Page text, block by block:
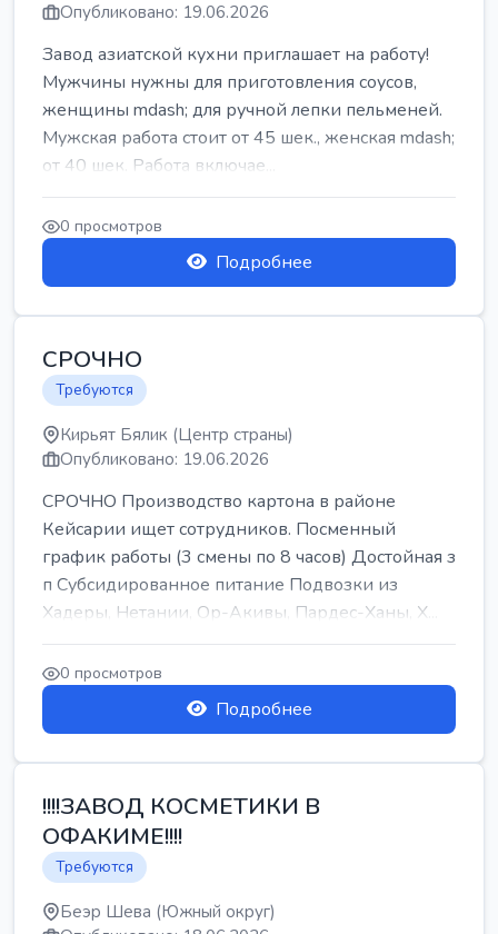
Опубликовано: 19.06.2026
Завод азиатской кухни приглашает на работу!
Мужчины нужны для приготовления соусов,
женщины mdash; для ручной лепки пельменей.
Мужская работа стоит от 45 шек., женская mdash;
от 40 шек. Работа включае...
0 просмотров
Подробнее
СРОЧНО
Требуются
Кирьят Бялик (Центр страны)
Опубликовано: 19.06.2026
СРОЧНО Производство картона в районе
Кейсарии ищет сотрудников. Посменный
график работы (3 смены по 8 часов) Достойная з
п Субсидированное питание Подвозки из
Хадеры, Нетании, Ор-Акивы, Пардес-Ханы, Х...
0 просмотров
Подробнее
!!!!ЗАВОД КОСМЕТИКИ В
ОФАКИМЕ!!!!
Требуются
Беэр Шева (Южный округ)